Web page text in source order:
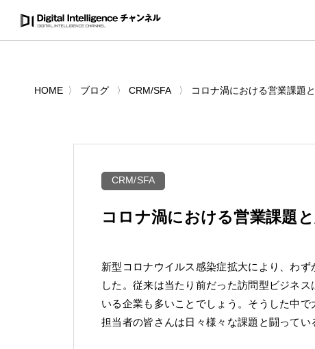
HOME ブログ CRM/SFA コロナ渦における営業課題
CRM/SFA
コロナ渦における営業課題
新型コロナウイルス感染症拡大により、わ
した。従来は当たり前だった訪問型ビジネ
いる企業も多いことでしょう。そうした中
担当者の皆さんは日々様々な課題と闘ってい